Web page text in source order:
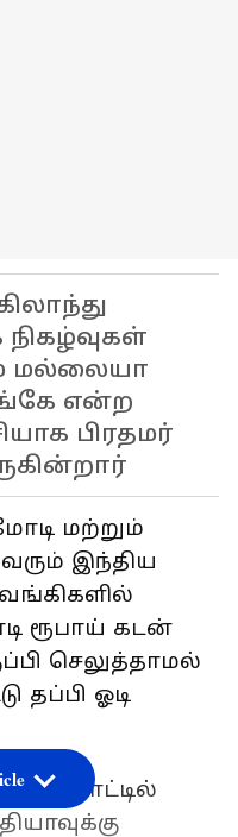
மல்லையா
என்ற
பிரதமர்
மற்றும்
இந்திய
ரூபாய் கடன்
செலுத்தாமல்
தப்பி ஓடி
நாட்டில்